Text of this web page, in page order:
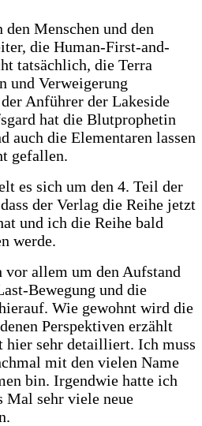
Menschen und den
die Human-First-and-
tatsächlich, die Terra
und Verweigerung
Anführer der Lakeside
hat die Blutprophetin
auch die Elementaren lassen
gefallen.
es sich um den 4. Teil der
der Verlag die Reihe jetzt
und ich die Reihe bald
werde.
allem um den Aufstand
Bewegung und die
Wie gewohnt wird die
Perspektiven erzählt
hier sehr detailliert. Ich muss
mit den vielen Name
bin. Irgendwie hatte ich
Mal sehr viele neue